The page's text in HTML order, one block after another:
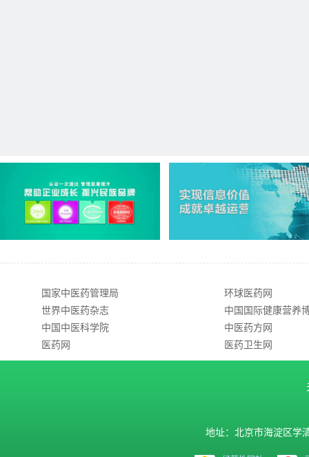
国家中医药管理局
世界中医药杂志
中国中医科学院
医药网
环球医药网
中国国际健康营养
中医药方网
医药卫生网
地址：北京市海淀区学